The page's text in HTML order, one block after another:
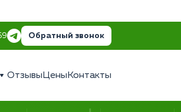
Обратный звонок
Отзывы Цены Контакты